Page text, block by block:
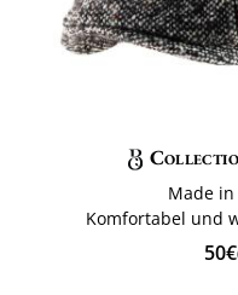
Made
Komfortabel und
50€